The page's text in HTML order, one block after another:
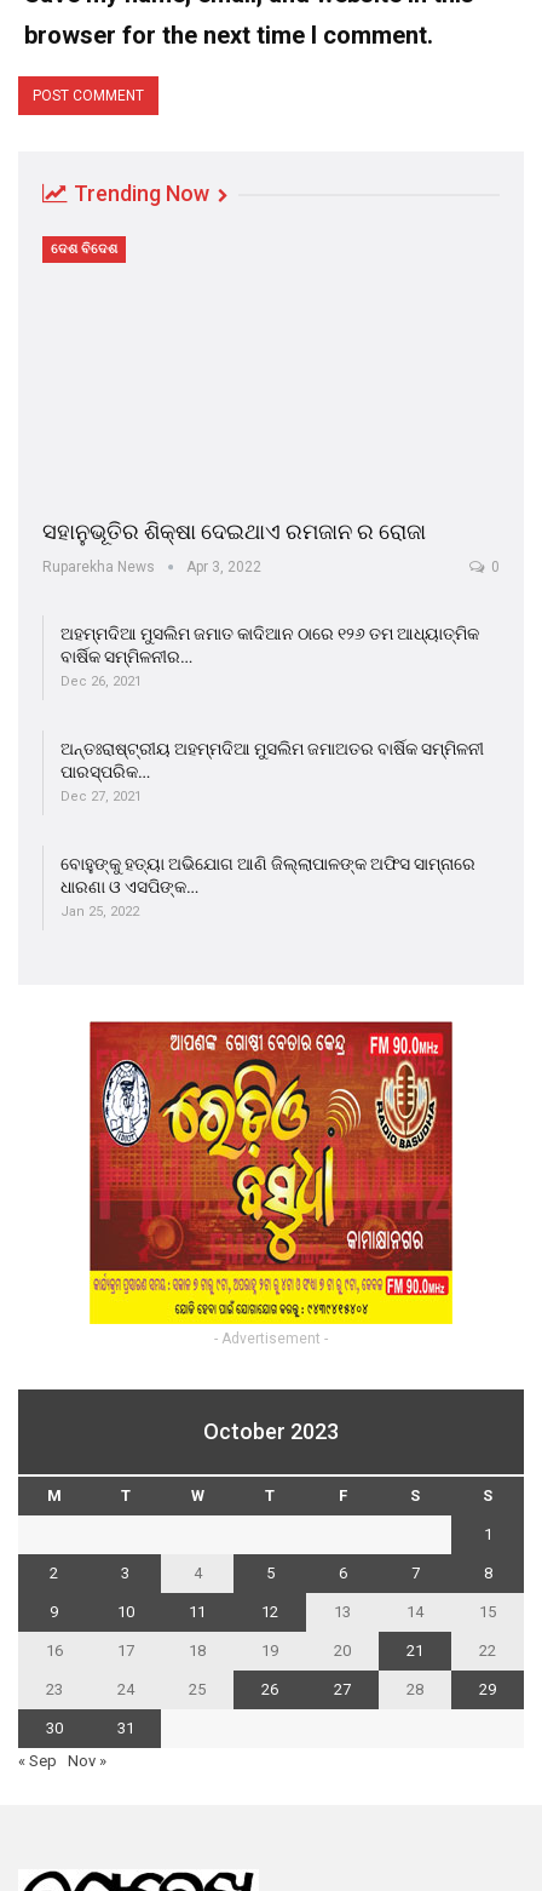
browser for the next time I comment.
Trending Now
ଦେଶ ବିଦେଶ
ସହାନୁଭୂତିର ଶିକ୍ଷା ଦେଇଥାଏ ରମଜାନ ର ରୋଜା
Ruparekha News Apr 3, 2022 0
ଅହମ୍ମଦିଆ ମୁସଲିମ ଜମାତ କାଦିଆନ ଠାରେ ୧୨୬ ତମ ଆଧ୍ୟାତ୍ମିକ
ବାର୍ଷିକ ସମ୍ମିଳନୀର…
Dec 26, 2021
ଅନ୍ତଃରାଷ୍ଟ୍ରୀୟ ଅହମ୍ମଦିଆ ମୁସଲିମ ଜମାଅତର ବାର୍ଷିକ ସମ୍ମିଳନୀ
ପାରସ୍ପରିକ…
Dec 27, 2021
ବୋହୁଙ୍କୁ ହତ୍ୟା ଅଭିଯୋଗ ଆଣି ଜିଲ୍ଲାପାଳଙ୍କ ଅଫିସ ସାମ୍ନାରେ
ଧାରଣା ଓ ଏସପିଙ୍କ…
Jan 25, 2022
- Advertisement -
October 2023
M T W T F S S
1
2 3 4 5 6 7 8
9 10 11 12 13 14 15
16 17 18 19 20 21 22
23 24 25 26 27 28 29
30
31
« Sep
Nov »